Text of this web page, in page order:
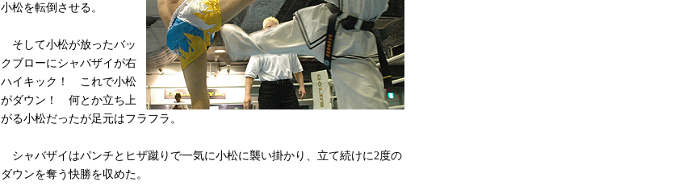
小松を転倒させる。
そして小松が放ったバッ
クブローにシャバザイが右
ハイキック！ これで小松
がダウン！ 何とか立ち上
がる小松だったが足元はフラフラ。
シャバザイはパンチとヒザ蹴りで一気に小松に襲い掛かり、立て続けに2度の
ダウンを奪う快勝を収めた。